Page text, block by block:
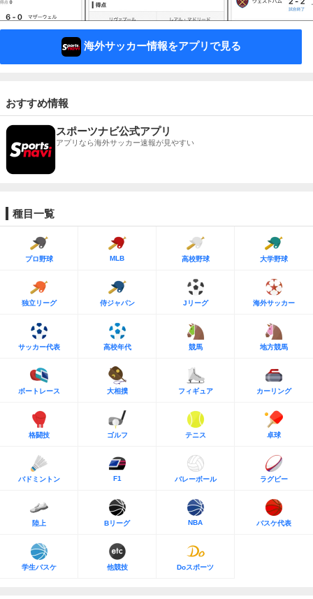
海外サッカー情報をアプリで見る
おすすめ情報
スポーツナビ公式アプリ
アプリなら海外サッカー速報が見やすい
種目一覧
プロ野球 MLB 高校野球 大学野球
独立リーグ 侍ジャパン Jリーグ 海外サッカー
サッカー代表 高校年代 競馬 地方競馬
ボートレース 大相撲 フィギュア カーリング
格闘技 ゴルフ テニス 卓球
バドミントン F1 バレーボール ラグビー
陸上 Bリーグ NBA バスケ代表
学生バスケ 他競技 Doスポーツ